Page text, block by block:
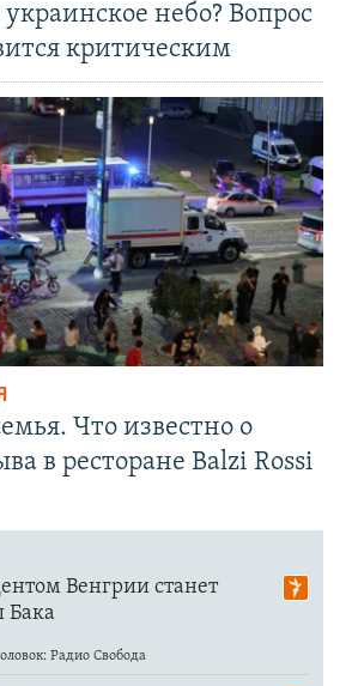
небо? Вопрос
критическим
Что известно о
в ресторане Balzi Rossi